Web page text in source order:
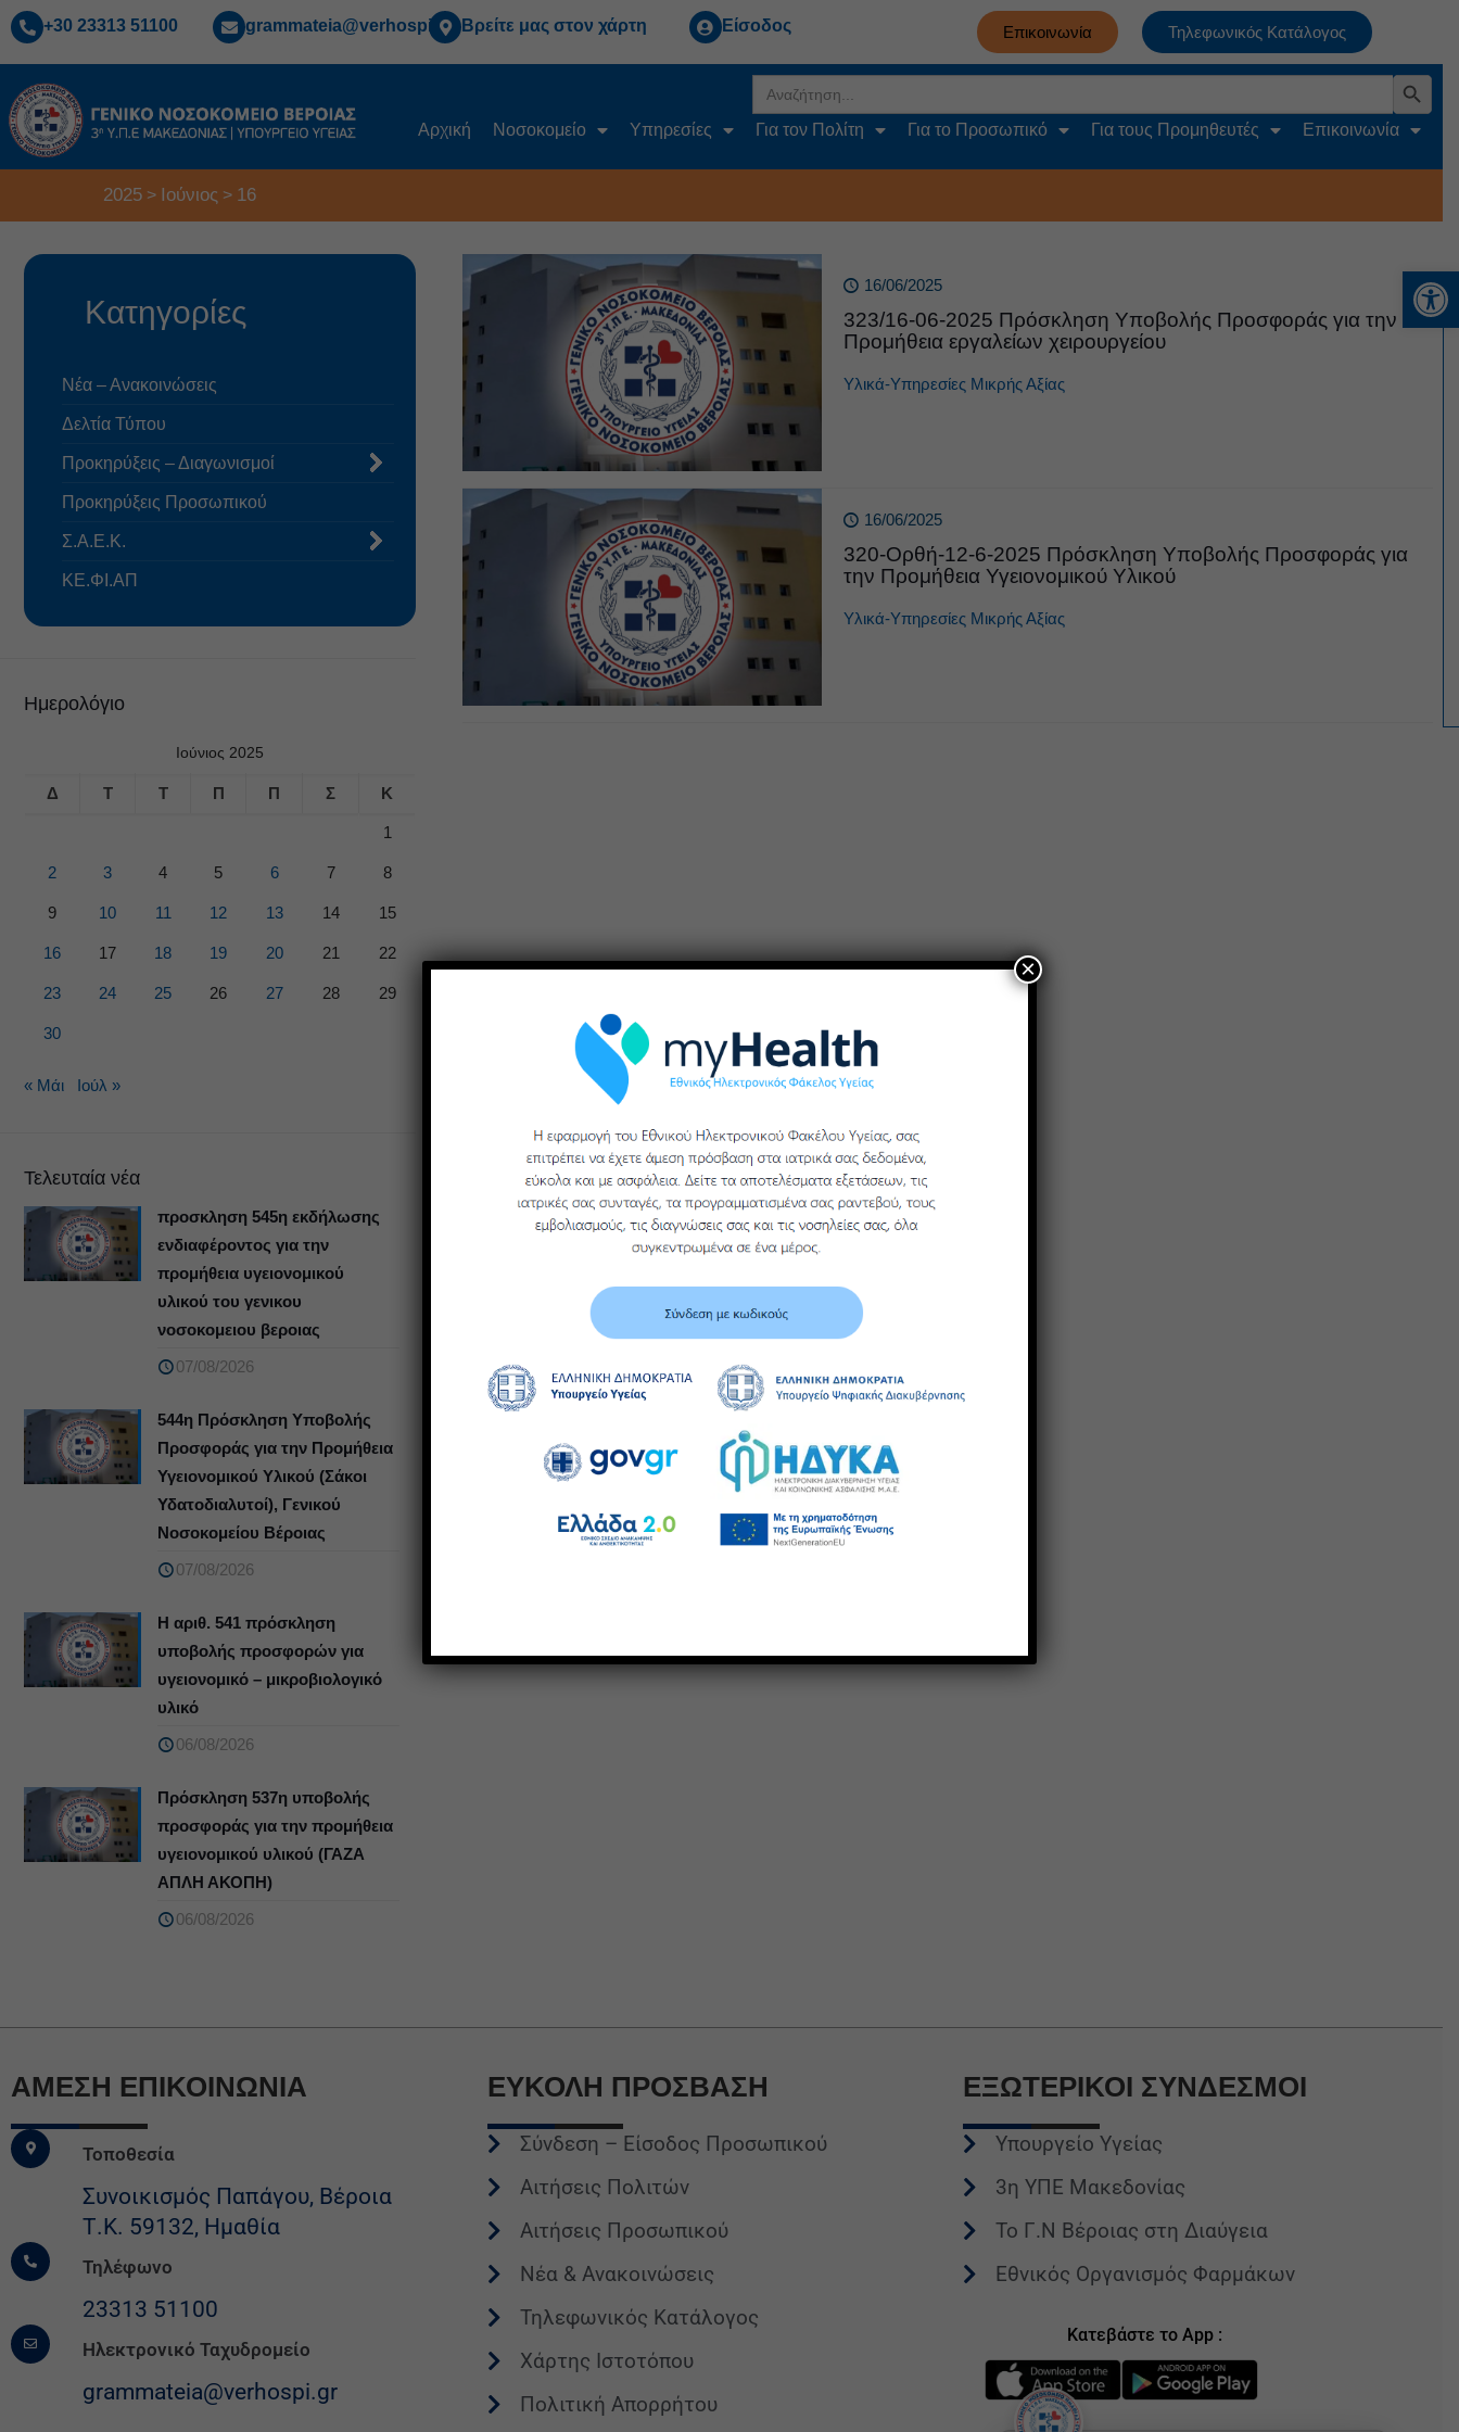
+30 23313 51100 grammateia@verhospi.gr Βρείτε μας στον χάρτη Είσοδος Επικοινωνία Τηλεφωνικός Κατάλογος
for:
Search Button
Αρχική Νοσοκομείο Υπηρεσίες Για τον Πολίτη Για το Προσωπικό Για τους Προμηθευτές Επικοινωνία
2025> Ιούνιος > 16
16/06/2025
323/16-06-2025 Πρόσκληση Υποβολής Προσφοράς για την
Προμήθεια εργαλείων χειρουργείου
Υλικά-Υπηρεσίες Μικρής Αξίας
16/06/2025
320-Ορθή-12-6-2025 Πρόσκληση Υποβολής Προσφοράς για
την Προμήθεια Υγειονομικού Υλικού
Υλικά-Υπηρεσίες Μικρής Αξίας
Κατηγορίες
Νέα – Ανακοινώσεις
Δελτία Τύπου
Προκηρύξεις – Διαγωνισμοί
Προκηρύξεις Προσωπικού
Σ.Α.Ε.Κ.
ΚΕ.ΦΙ.ΑΠ
Ημερολόγιο
Ιούνιος 2025
Δ Τ Τ Π Π Σ Κ
1
2 3 4 5 6 7 8
9 10 11 12 13 14 15
16 17 18 19 20 21 22
23 24 25 26 27 28 29
30
« Μάι Ιούλ »
Τελευταία νέα
προσκληση 545η εκδήλωσης
ενδιαφέροντος για την
προμήθεια υγειονομικού
υλικού του γενικου
νοσοκομειου βεροιας
07/08/2026
544η Πρόσκληση Υποβολής
Προσφοράς για την Προμήθεια
Υγειονομικού Υλικού (Σάκοι
Υδατοδιαλυτοί), Γενικού
Νοσοκομείου Βέροιας
07/08/2026
Η αριθ. 541 πρόσκληση
υποβολής προσφορών για
υγειονομικό – μικροβιολογικό
υλικό
06/08/2026
Πρόσκληση 537η υποβολής
προσφοράς για την προμήθεια
υγειονομικού υλικού (ΓΑΖΑ
ΑΠΛΗ ΑΚΟΠΗ)
06/08/2026
ΆΜΕΣΗ ΕΠΙΚΟΙΝΩΝΙΑ
Τοποθεσία
Συνοικισμός Παπάγου, Βέροια
Τ.Κ. 59132, Ημαθία
Τηλέφωνο
23313 51100
Ηλεκτρονικό Ταχυδρομείο
grammateia@verhospi.gr
ΕΥΚΟΛΗ ΠΡΟΣΒΑΣΗ
Σύνδεση – Είσοδος Προσωπικού
Αιτήσεις Πολιτών
Αιτήσεις Προσωπικού
Νέα & Ανακοινώσεις
Τηλεφωνικός Κατάλογος
Χάρτης Ιστοτόπου
Πολιτική Απορρήτου
ΕΞΩΤΕΡΙΚΟΙ ΣΥΝΔΕΣΜΟΙ
Υπουργείο Υγείας
3η ΥΠΕ Μακεδονίας
Το Γ.Ν Βέροιας στη Διαύγεια
Εθνικός Οργανισμός Φαρμάκων
Κατεβάστε το App :
×